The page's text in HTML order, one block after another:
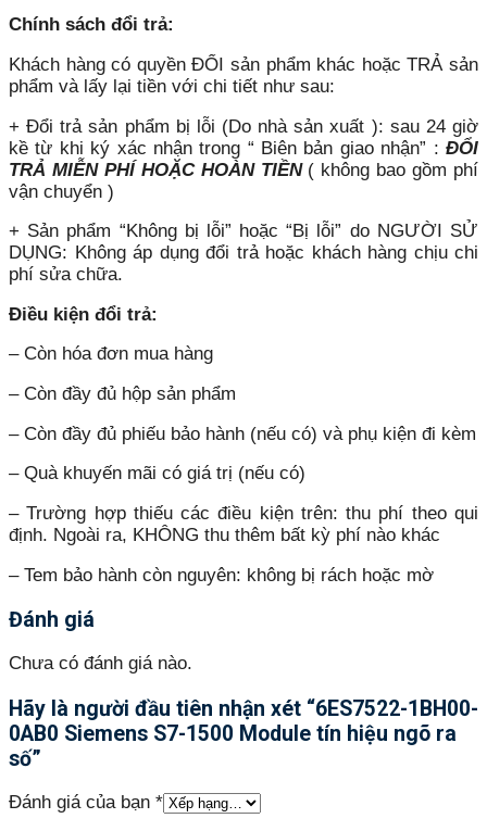
Chính sách đổi trả:
Khách hàng có quyền ĐỔI sản phẩm khác hoặc TRẢ sản
phẩm và lấy lại tiền với chi tiết như sau:
+ Đổi trả sản phẩm bị lỗi (Do nhà sản xuất ): sau 24 giờ
kề từ khi ký xác nhận trong “ Biên bản giao nhận” : ĐỔI
TRẢ MIỄN PHÍ HOẶC HOÀN TIỀN( không bao gồm phí
vận chuyển )
+ Sản phẩm “Không bị lỗi” hoặc “Bị lỗi” do NGƯỜI SỬ
DỤNG: Không áp dụng đổi trả hoặc khách hàng chịu chi
phí sửa chữa.
Điều kiện đổi trả:
– Còn hóa đơn mua hàng
– Còn đầy đủ hộp sản phẩm
– Còn đầy đủ phiếu bảo hành (nếu có) và phụ kiện đi kèm
– Quà khuyến mãi có giá trị (nếu có)
– Trường hợp thiếu các điều kiện trên: thu phí theo qui
định. Ngoài ra, KHÔNG thu thêm bất kỳ phí nào khác
– Tem bảo hành còn nguyên: không bị rách hoặc mờ
Đánh giá
Chưa có đánh giá nào.
Hãy là người đầu tiên nhận xét “6ES7522-1BH00-
0AB0 Siemens S7-1500 Module tín hiệu ngõ ra
số”
Đánh giá của bạn *